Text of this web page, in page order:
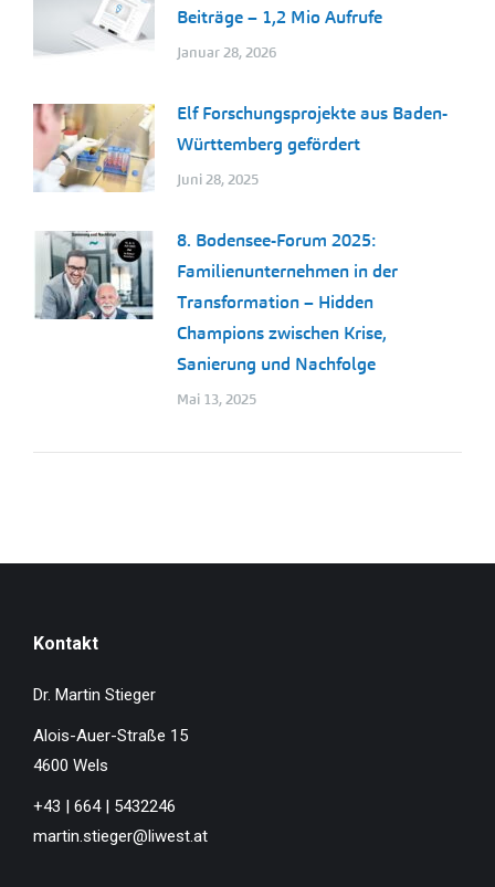
Beiträge – 1,2 Mio Aufrufe
Januar 28, 2026
Elf Forschungsprojekte aus Baden-
Württemberg gefördert
Juni 28, 2025
8. Bodensee-Forum 2025:
Familienunternehmen in der
Transformation – Hidden
Champions zwischen Krise,
Sanierung und Nachfolge
Mai 13, 2025
Kontakt
Dr. Martin Stieger
Alois-Auer-Straße 15
4600 Wels
+43 | 664 | 5432246
martin.stieger@liwest.at